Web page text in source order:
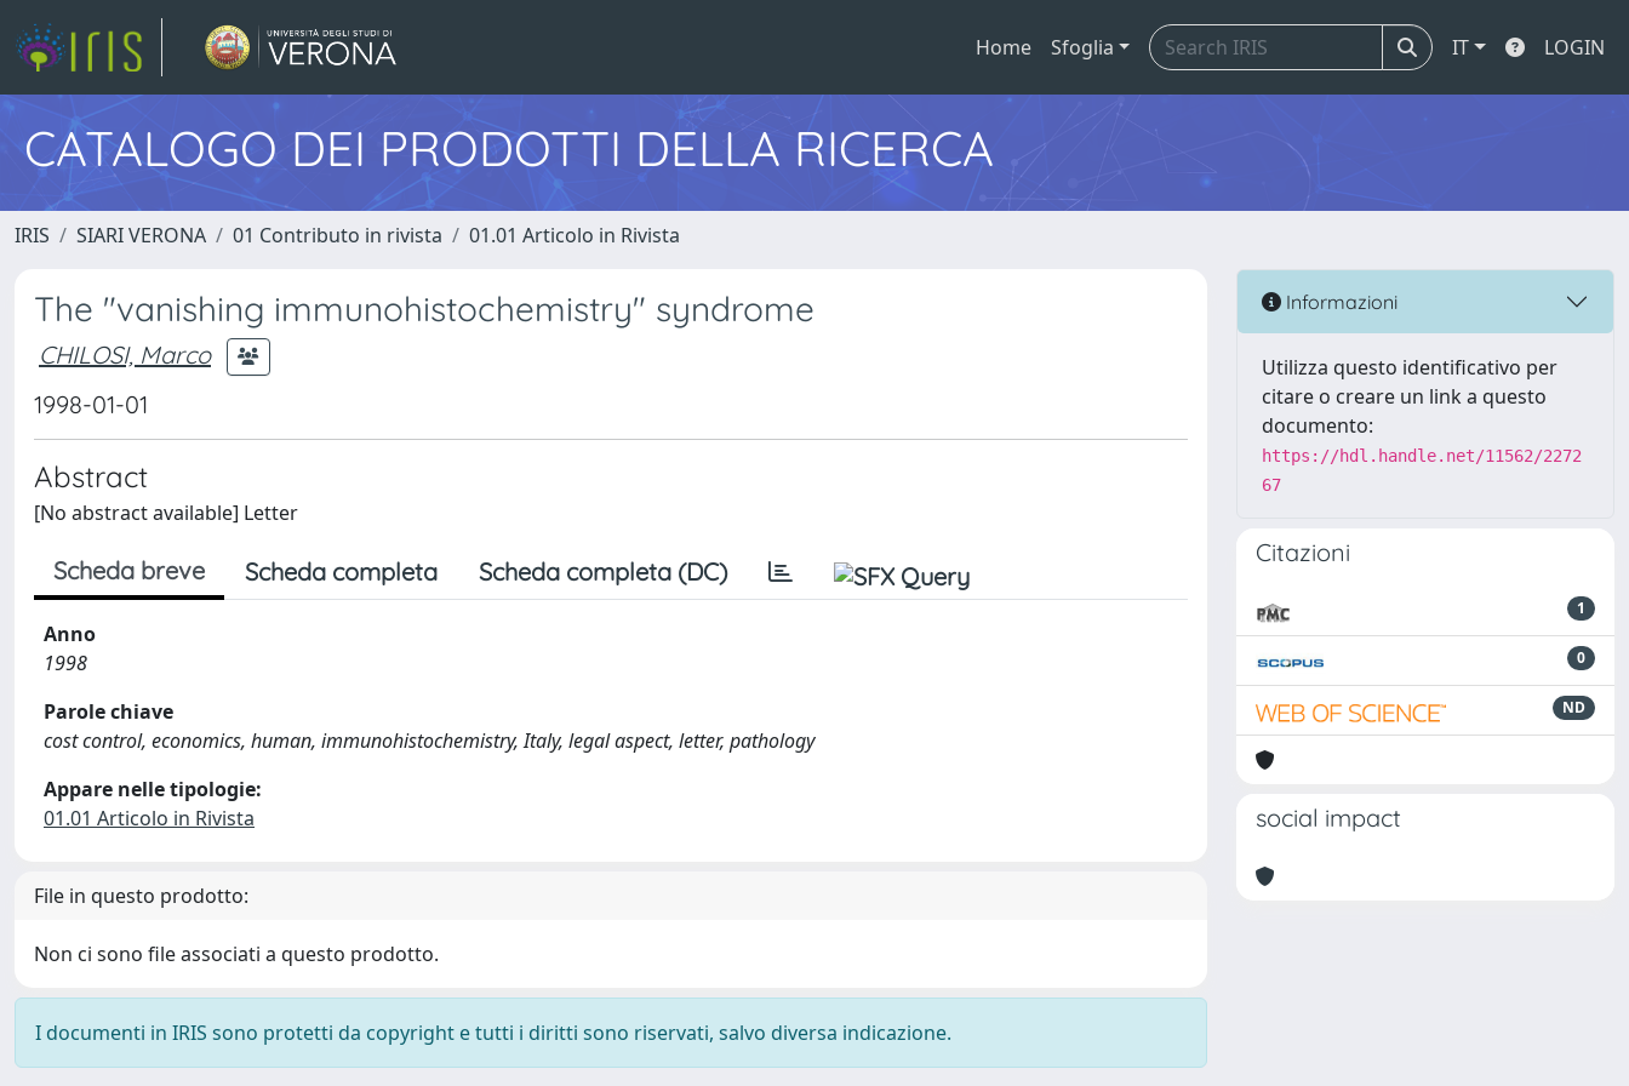
Home Sfoglia IT LOGIN
CATALOGO DEI PRODOTTI DELLA RICERCA
IRIS SIARI VERONA 01 Contributo in rivista 01.01 Articolo in Rivista
The "vanishing immunohistochemistry" syndrome
CHILOSI, Marco
1998-01-01
Abstract
[No abstract available] Letter
Scheda breve Scheda completa Scheda completa (DC)
Anno
1998
Parole chiave
cost control, economics, human, immunohistochemistry, Italy, legal aspect, letter, pathology
Appare nelle tipologie:
01.01 Articolo in Rivista
File in questo prodotto:
Non ci sono file associati a questo prodotto.
I documenti in IRIS sono protetti da copyright e tutti i diritti sono riservati, salvo diversa indicazione.
Informazioni
Utilizza questo identificativo per
citare o creare un link a questo
documento:
https://hdl.handle.net/11562/2272
67
Citazioni
1
0
ND
social impact